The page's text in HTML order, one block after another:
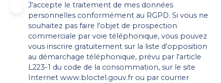
J'accepte le traitement de mes données
personnelles conformément au RGPD. Si vous ne
souhaitez pas faire l'objet de prospection
commerciale par voie téléphonique, vous pouvez
vous inscrire gratuitement sur la liste d'opposition
au démarchage téléphonique, prévu par l'article
L223-1 du code de la consommation, sur le site
Internet www.bloctel.gouv.fr ou par courrier